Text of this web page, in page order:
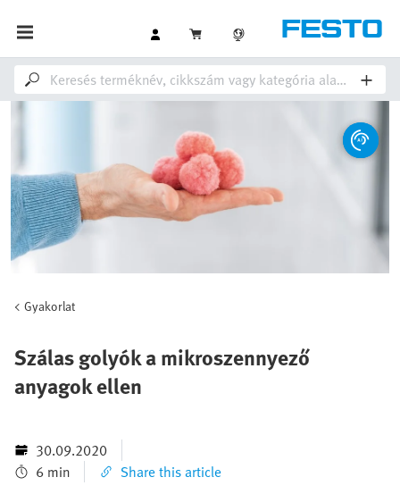
Gyakorlat
Szálas golyók a mikroszennyező
anyagok ellen
30.09.2020
6 min
Share this article